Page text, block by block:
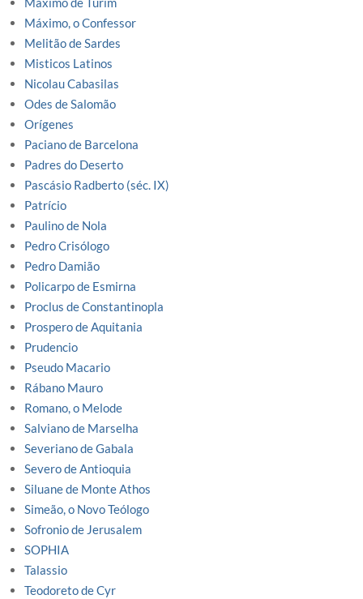
Máximo, o Confessor
Melitão de Sardes
Misticos Latinos
Nicolau Cabasilas
Odes de Salomão
Orígenes
Paciano de Barcelona
Padres do Deserto
Pascásio Radberto (séc. IX)
Patrício
Paulino de Nola
Pedro Crisólogo
Pedro Damião
Policarpo de Esmirna
Proclus de Constantinopla
Prospero de Aquitania
Prudencio
Pseudo Macario
Rábano Mauro
Romano, o Melode
Salviano de Marselha
Severiano de Gabala
Severo de Antioquia
Siluane de Monte Athos
Simeão, o Novo Teólogo
Sofronio de Jerusalem
SOPHIA
Talassio
Teodoreto de Cyr